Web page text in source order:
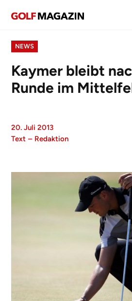
NEWS
Kaymer bleibt
Runde im
20. Juli 2013
Text – Redaktion